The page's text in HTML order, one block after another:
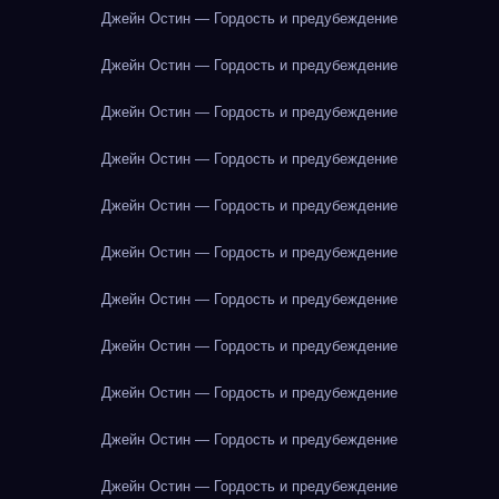
Джейн Остин — Гордость и предубеждение
Джейн Остин — Гордость и предубеждение
Джейн Остин — Гордость и предубеждение
Джейн Остин — Гордость и предубеждение
Джейн Остин — Гордость и предубеждение
Джейн Остин — Гордость и предубеждение
Джейн Остин — Гордость и предубеждение
Джейн Остин — Гордость и предубеждение
Джейн Остин — Гордость и предубеждение
Джейн Остин — Гордость и предубеждение
Джейн Остин — Гордость и предубеждение